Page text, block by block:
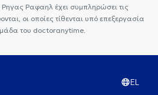
Ραφαηλ έχει συμπληρώσει τις
οι οποίες τίθενται υπό επεξεργασία
του doctoranytime.
EL